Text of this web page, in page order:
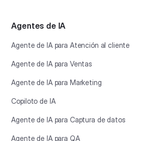
Agentes de IA
Agente de IA para Atención al cliente
Agente de IA para Ventas
Agente de IA para Marketing
Copiloto de IA
Agente de IA para Captura de datos
Agente de IA para QA